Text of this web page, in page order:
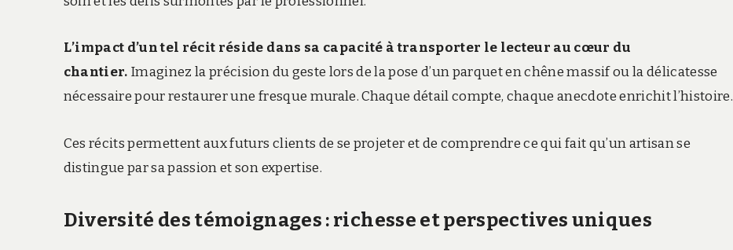
L’impact d’un tel récit réside dans sa capacité à transporter le lecteur au cœur du
chantier. Imaginez la précision du geste lors de la pose d’un parquet en chêne massif ou la délicatesse
nécessaire pour restaurer une fresque murale. Chaque détail compte, chaque anecdote enrichit l’histoire.
Ces récits permettent aux futurs clients de se projeter et de comprendre ce qui fait qu’un artisan se
distingue par sa passion et son expertise.
Diversité des témoignages : richesse et perspectives uniques